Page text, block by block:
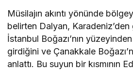
Müsilajın akıntı yönünde
belirten Dalyan, Karadeniz’den
İstanbul Boğazı’nın
girdiğini ve Çanakkale
anlattı. Bu suyun bir kısmının